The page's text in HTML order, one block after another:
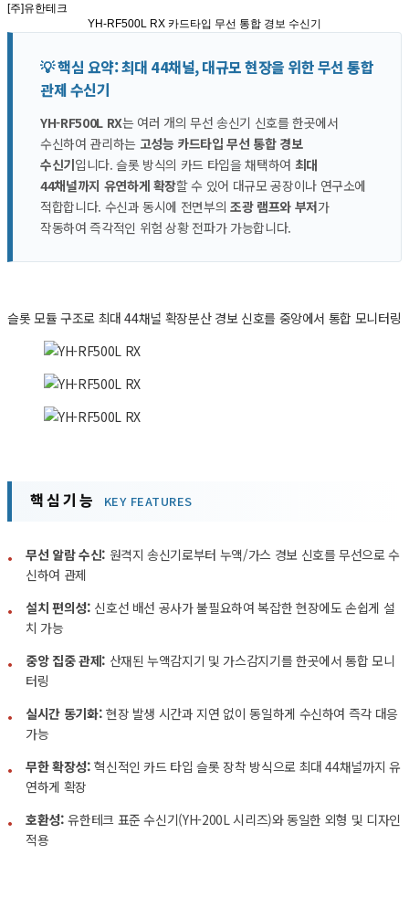
[주]유한테크
YH-RF500L RX 카드타입 무선 통합 경보 수신기
💡 핵심 요약: 최대 44채널, 대규모 현장을 위한 무선 통합
관제 수신기
YH-RF500L RX는 여러 개의 무선 송신기 신호를 한곳에서
수신하여 관리하는 고성능 카드타입 무선 통합 경보
수신기입니다. 슬롯 방식의 카드 타입을 채택하여 최대
44채널까지 유연하게 확장할 수 있어 대규모 공장이나 연구소에
적합합니다. 수신과 동시에 전면부의 조광 램프와 부저가
작동하여 즉각적인 위험 상황 전파가 가능합니다.
슬롯 모듈 구조로 최대 44채널 확장분산 경보 신호를 중앙에서 통합 모니터링
핵 심 기 능 KEY FEATURES
• 무선 알람 수신: 원격지 송신기로부터 누액/가스 경보 신호를 무선으로 수
신하여 관제
•
설치 편의성: 신호선 배선 공사가 불필요하여 복잡한 현장에도 손쉽게 설
치 가능
•
중앙 집중 관제: 산재된 누액감지기 및 가스감지기를 한곳에서 통합 모니
터링
•
실시간 동기화: 현장 발생 시간과 지연 없이 동일하게 수신하여 즉각 대응
가능
•
무한 확장성: 혁신적인 카드 타입 슬롯 장착 방식으로 최대 44채널까지 유
연하게 확장
•
호환성: 유한테크 표준 수신기(YH-200L 시리즈)와 동일한 외형 및 디자인
적용